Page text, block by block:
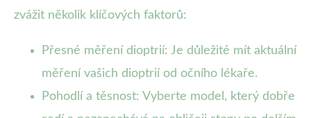
zvážit několik klíčových faktorů:
Přesné měření dioptrií: Je důležité mít aktuální
měření vašich dioptrií od očního lékaře.
Pohodlí a těsnost: Vyberte model, který dobře